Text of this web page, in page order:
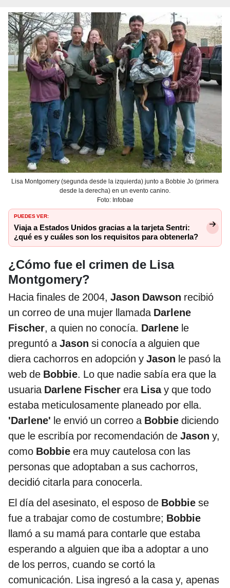
Lisa Montgomery (segunda desde la izquierda) junto a Bobbie Jo (primera
desde la derecha) en un evento canino.
Foto: Infobae
PUEDES VER:
Viaja a Estados Unidos gracias a la tarjeta Sentri:
¿qué es y cuáles son los requisitos para obtenerla?
¿Cómo fue el crimen de Lisa
Montgomery?
Hacia finales de 2004, Jason Dawson recibió
un correo de una mujer llamada Darlene
Fischer, a quien no conocía. Darlene le
preguntó a Jason si conocía a alguien que
diera cachorros en adopción y Jason le pasó la
web de Bobbie. Lo que nadie sabía era que la
usuaria Darlene Fischer era Lisay que todo
estaba meticulosamente planeado por ella.
'Darlene' le envió un correo a Bobbie diciendo
que le escribía por recomendación de Jason y,
como Bobbie era muy cautelosa con las
personas que adoptaban a sus cachorros,
decidió citarla para conocerla.
El día del asesinato, el esposo de Bobbie se
fue a trabajar como de costumbre; Bobbie
llamó a su mamá para contarle que estaba
esperando a alguien que iba a adoptar a uno
de los perros, cuando se cortó la
comunicación. Lisa ingresó a la casa y, apenas